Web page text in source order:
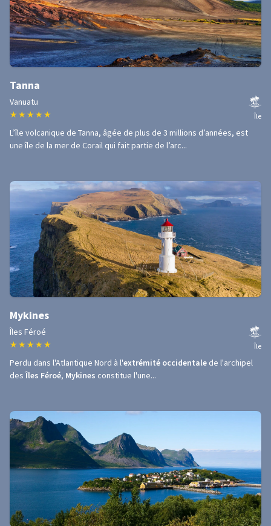
Tanna
Vanuatu
★ ★ ★ ★ ★ Île
L’île volcanique de Tanna, âgée de plus de 3 millions d’années, est
une île de la mer de Corail qui fait partie de l’arc...
Mykines
Îles Féroé
★ ★ ★ ★ ★ Île
Perdu dans l'Atlantique Nord à l'extrémité occidentale de l'archipel
des Îles Féroé, Mykines constitue l'une...